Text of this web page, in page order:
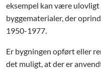
eksempel kan være
byggematerialer, der
1950-1977.
Er bygningen opført eller
det muligt, at der er